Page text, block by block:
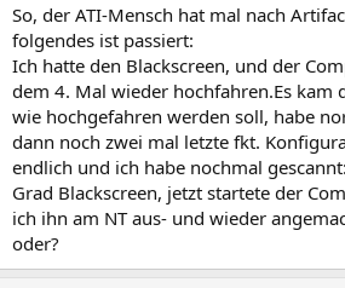
So, der ATI-Mensch hat mal nach
folgendes ist passiert:
Ich hatte den Blackscreen, und der
dem 4. Mal wieder hochfahren.Es kam
wie hochgefahren werden soll, habe
dann noch zwei mal letzte fkt.
endlich und ich habe nochmal
Grad Blackscreen, jetzt startete der
ich ihn am NT aus- und wieder
oder?